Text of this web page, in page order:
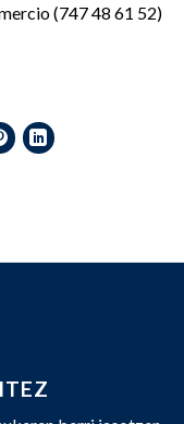
(747 48 61 52)